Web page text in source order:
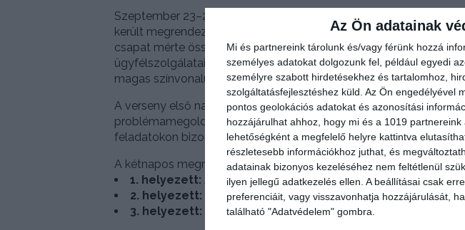
Az Ön adatainak
Mi és partnereink tárolunk és/vagy férünk hozzá
személyes adatokat dolgozunk fel, például egyedi
személyre szabott hirdetésekhez és tartalomhoz,
szolgáltatásfejlesztéshez küld. Az Ön engedélyével
pontos geolokációs adatokat és azonosítási
hozzájárulhat ahhoz, hogy mi és a 1019
lehetőségként a megfelelő helyre kattintva
részletesebb információkhoz juthat, és
adatainak bizonyos kezeléséhez nem feltétlenül
ilyen jellegű adatkezelés ellen. A beállításai csak
preferenciáit, vagy visszavonhatja hozzájárulását,
található "Adatvédelem" gombra.
Szeptember 23–24-én Pécsett, a TETTYE FORRÁSHÁZ Zrt.
került megrendezésre a 2025. évi
Országos Ügyfélszolgálati
csapat mérte össze tudását. A résztvevők a hazai víziközmű-
ügyfélszolgálatain dolgoznak, ahol nap mint nap a fogyasztók
magas színvonalú szolgáltatás biztosításáért tevékenykednek.
A verseny első napján szituációs gyakorlatok során mutatták be a
problémamegoldó és kommunikációs készségeiket, míg a
feladatokon bizonyították szakmai felkészültségüket.
A kétnapos megmérettetés végeredménye:
1. helyezett: AQUA Szolgáltató Kft.
2. helyezett: ÉRV ZRt.
3. helyezett: TRV Zrt.